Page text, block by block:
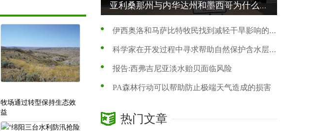
牧场通过转型保持生态效
益
亚利桑那州与内华达州和墨西哥为什么要减水
伊西奥洛和马萨比特牧民找到减轻干旱影响的方法
科学家在开发过程中寻求帮助自然保护含水层的方法
报告:西弗吉尼亚淡水贻贝面临风险
PA森林行动可以帮助防止极端天气造成的损害
热门文章